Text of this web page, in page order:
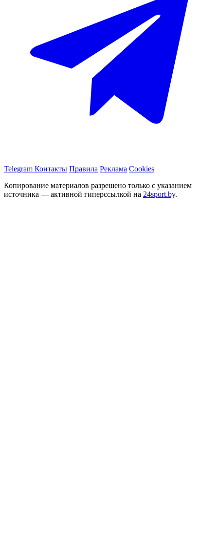
Telegram Контакты Правила Реклама Cookies
Копирование материалов разрешено только с указанием
источника — активной гиперссылкой на 24sport.by.